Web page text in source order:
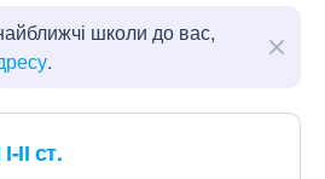
школи до вас,
.
ст.